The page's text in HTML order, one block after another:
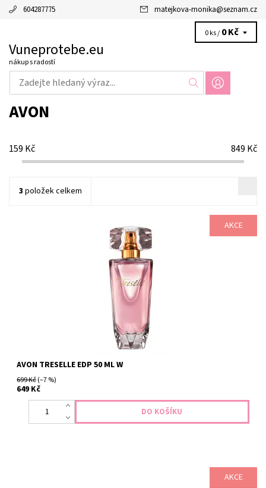
604287775 matejkova-monika@seznam.cz
Vuneprotebe.eu
nákup s radostí
0 ks / 0 Kč
AVON
159 Kč 849 Kč
3 položek celkem
AKCE
AVON TRESELLE EDP 50 ML W
699 Kč(–7 %)
649 Kč
AKCE